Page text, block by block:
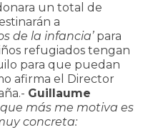
un total de
a
de la infancia’para
refugiados tengan
para que puedan
afirma el Director
Guillaume
más me motiva es
concreta: